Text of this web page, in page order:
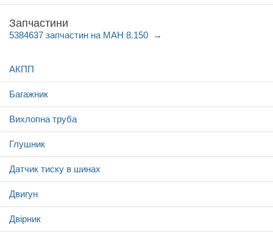
Запчастини
5384637 запчастин на МАН 8.150
АКПП
Багажник
Вихлопна труба
Глушник
Датчик тиску в шинах
Двигун
Двірник